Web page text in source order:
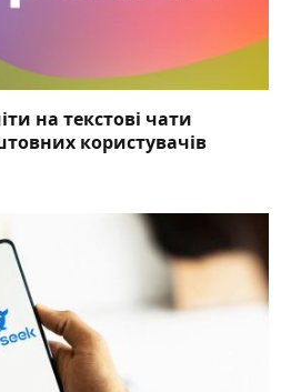
на текстові чати
користувачів